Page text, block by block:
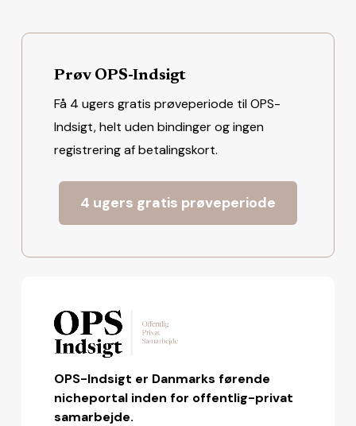
Prøv OPS-Indsigt
Få 4 ugers gratis prøveperiode til OPS-
Indsigt, helt uden bindinger og ingen
registrering af betalingskort.
4 ugers gratis prøveperiode
OPS-Indsigt er Danmarks førende
nicheportal inden for offentlig-privat
samarbejde.